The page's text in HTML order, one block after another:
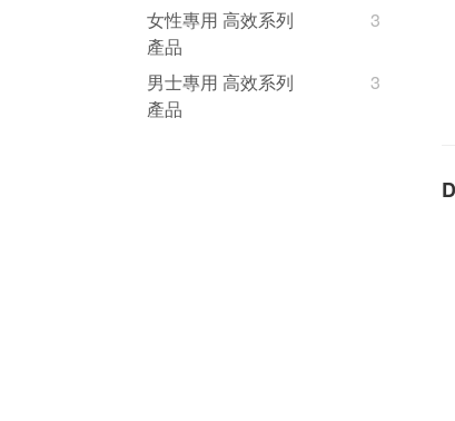
女性專用 高效系列
產品
3
男士專用 高效系列
產品
3